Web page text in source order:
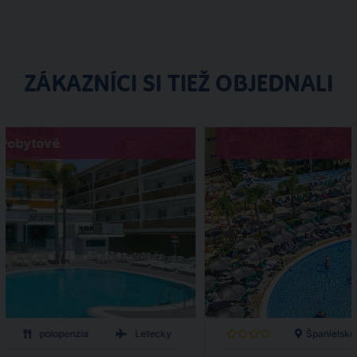
ZÁKAZNÍCI SI TIEŽ OBJEDNALI
polopenzia Letecky Španielsko